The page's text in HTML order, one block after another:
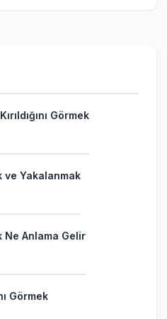
Görmek
ve Yakalanmak
Ne Anlama Gelir
Görmek